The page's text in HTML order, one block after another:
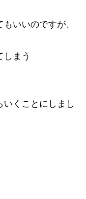
いいのですが、
しまう
いくことにしまし